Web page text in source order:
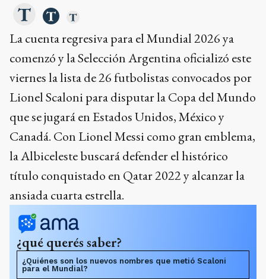
La cuenta regresiva para el Mundial 2026 ya
comenzó y la Selección Argentina oficializó este
viernes la lista de 26 futbolistas convocados por
Lionel Scaloni para disputar la Copa del Mundo
que se jugará en Estados Unidos, México y
Canadá. Con Lionel Messi como gran emblema,
la Albiceleste buscará defender el histórico
título conquistado en Qatar 2022 y alcanzar la
ansiada cuarta estrella.
¿qué querés saber?
¿Quiénes son los nuevos nombres que metió Scaloni
para el Mundial?